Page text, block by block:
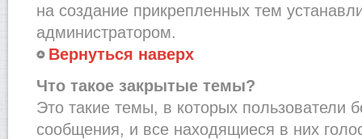
на создание прикрепленных тем
администратором.
Вернуться наверх
Что такое закрытые темы?
Это такие темы, в которых пользователи
сообщения, и все находящиеся в них